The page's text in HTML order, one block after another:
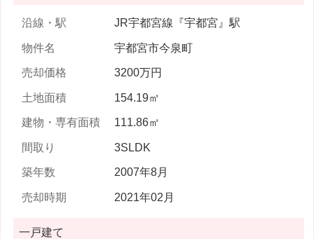
JR宇都宮線『宇都宮』駅
宇都宮市今泉町
3200万円
154.19㎡
111.86㎡
3SLDK
2007年8月
2021年02月
一戸建て